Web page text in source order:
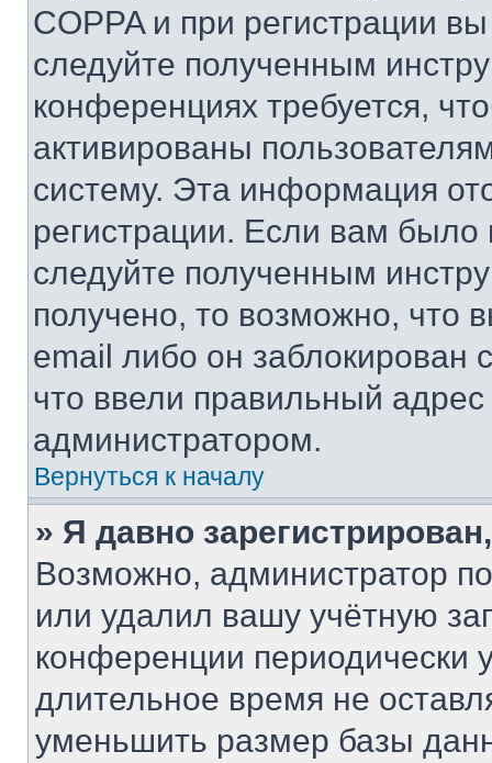
COPPA и при регистрации
следуйте полученным
конференциях требуется,
активированы
систему. Эта информация
регистрации. Если вам
следуйте полученным
получено, то возможно, что
email либо он
что ввели правильный адрес
администратором.
Вернуться к началу
» Я давно
Возможно, администратор
или удалил вашу учётную
конференции периодически
длительное время не
уменьшить размер базы